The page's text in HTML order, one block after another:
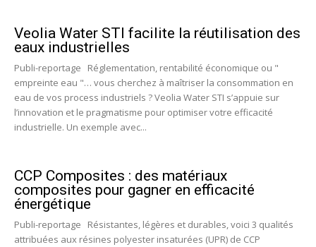
Veolia Water STI facilite la réutilisation des
eaux industrielles
Publi-reportage Réglementation, rentabilité économique ou "
empreinte eau "… vous cherchez à maîtriser la consommation en
eau de vos process industriels ? Veolia Water STI s’appuie sur
l’innovation et le pragmatisme pour optimiser votre efficacité
industrielle. Un exemple avec...
CCP Composites : des matériaux
composites pour gagner en efficacité
énergétique
Publi-reportage Résistantes, légères et durables, voici 3 qualités
attribuées aux résines polyester insaturées (UPR) de CCP